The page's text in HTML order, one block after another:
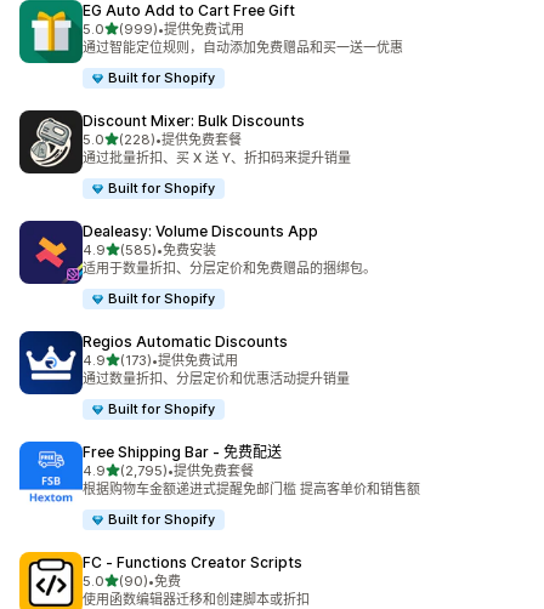
EG Auto Add to Cart Free Gift
5.0星（满分 5 星）
(999)
总共 999 条评论
•提供免费试用
通过智能定位规则，自动添加免费赠品和买一送一优惠
Built for Shopify
Discount Mixer: Bulk Discounts
5.0星（满分 5 星）
(228)
总共 228 条评论
•提供免费套餐
通过批量折扣、买 X 送 Y、折扣码来提升销量
Built for Shopify
Dealeasy: Volume Discounts App
4.9星（满分 5 星）
(585)
总共 585 条评论
•免费安装
适用于数量折扣、分层定价和免费赠品的捆绑包。
Built for Shopify
Regios Automatic Discounts
4.9星（满分 5 星）
(173)
总共 173 条评论
•提供免费试用
通过数量折扣、分层定价和优惠活动提升销量
Built for Shopify
Free Shipping Bar ‑ 免费配送
4.9星（满分 5 星）
(2,795)
总共 2795 条评论
•提供免费套餐
根据购物车金额递进式提醒免邮门槛 提高客单价和销售额
Built for Shopify
FC ‑ Functions Creator Scripts
5.0星（满分 5 星）
(90)
总共 90 条评论
•免费
使用函数编辑器迁移和创建脚本或折扣